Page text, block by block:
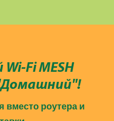
Fi MESH
вместо роутера и